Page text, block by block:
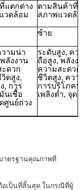
ว ๆ นี้!
แตกต่าง
วดล้อม
ตามสินค้าที่
สภาพแวดล้
ซ้าย
วามน่า
ลังงาน
ะดวก
ตสูง,
, การ
นเชื้อ
ศูนย์ถ่วง
ระดับสูง, คว
ถือสูง, พลังง
ความสะดว
ชีวิตสูง, ควา
การบริโภค
เพลิงต่ำ, จุด
าตรฐานคุณภาพที่
อเป็นที่สิ้นสุด ในกรณีที่ผู้